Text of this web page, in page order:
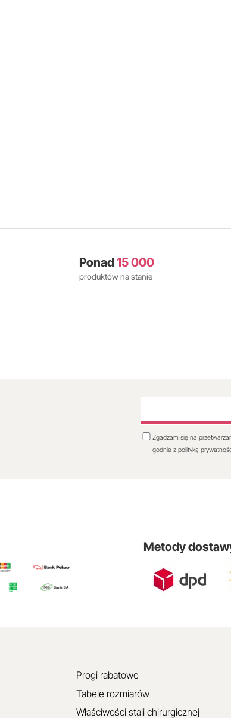
Ponad 15 000
produktów na stanie
Zgadzam się na
godnie z polityką
Metody
Progi rabatowe
Tabele rozmiarów
Właściwości stali chirurgicznej